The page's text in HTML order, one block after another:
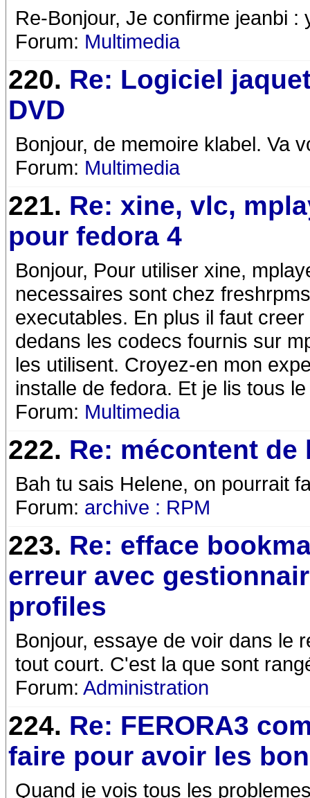
Re-Bonjour, Je confirme jeanbi
Forum: Multimedia
220. Re: Logiciel
DVD
Bonjour, de memoire klabel. Va
Forum: Multimedia
221. Re: xine, vlc,
pour fedora 4
Bonjour, Pour utiliser xine,
necessaires sont chez
executables. En plus il faut
dedans les codecs fournis sur
les utilisent. Croyez-en mon
installe de fedora. Et je lis tous le
Forum: Multimedia
222. Re: mécontent de
Bah tu sais Helene, on pourrait
Forum: archive : RPM
223. Re: efface
erreur avec
profiles
Bonjour, essaye de voir dans le
tout court. C'est la que sont
Forum: Administration
224. Re: FERORA3
faire pour avoir les
Quand je vois tous les